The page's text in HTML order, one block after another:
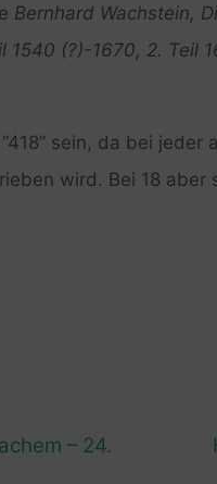
Bernhard Wachstein,
1540 (?)-1670, 2. Teil
sein, da bei jeder
wird. Bei 18 aber
– 24.